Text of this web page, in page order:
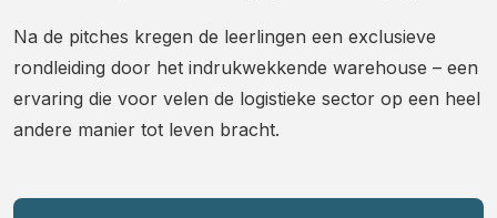
Na de pitches kregen de leerlingen een exclusieve
rondleiding door het indrukwekkende warehouse – een
ervaring die voor velen de logistieke sector op een heel
andere manier tot leven bracht.